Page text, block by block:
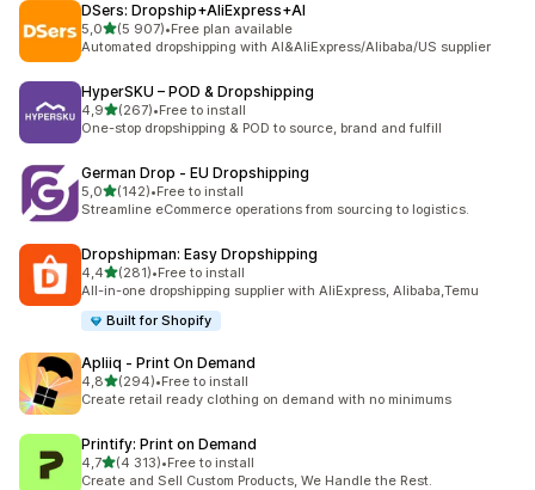
DSers: Dropship+AliExpress+AI
5,0av 5 stjerner
(5 907)
Totalt 5907 omtaler
•Free plan available
Automated dropshipping with AI&AliExpress/Alibaba/US supplier
HyperSKU – POD & Dropshipping
4,9av 5 stjerner
(267)
Totalt 267 omtaler
•Free to install
One-stop dropshipping & POD to source, brand and fulfill
German Drop ‑ EU Dropshipping
5,0av 5 stjerner
(142)
Totalt 142 omtaler
•Free to install
Streamline eCommerce operations from sourcing to logistics.
Dropshipman: Easy Dropshipping
4,4av 5 stjerner
(281)
Totalt 281 omtaler
•Free to install
All-in-one dropshipping supplier with AliExpress, Alibaba,Temu
Built for Shopify
Apliiq ‑ Print On Demand
4,8av 5 stjerner
(294)
Totalt 294 omtaler
•Free to install
Create retail ready clothing on demand with no minimums
Printify: Print on Demand
4,7av 5 stjerner
(4 313)
Totalt 4313 omtaler
•Free to install
Create and Sell Custom Products, We Handle the Rest.